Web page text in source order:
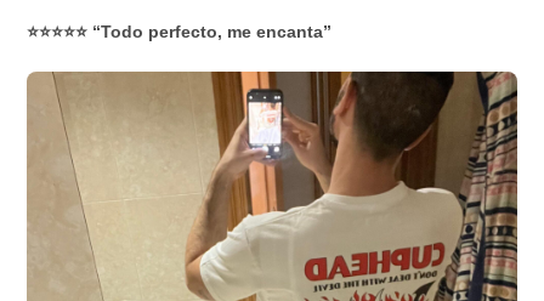
⭐⭐⭐⭐⭐ “Todo perfecto, me encanta”